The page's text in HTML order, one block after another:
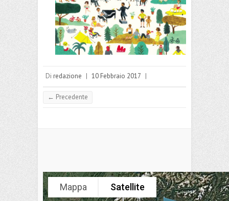
Di redazione | 10 Febbraio 2017 |
← Precedente
Mappa Satellite